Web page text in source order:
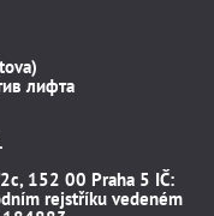
лифта
152 00 Praha 5 IČ:
rejstříku vedeném